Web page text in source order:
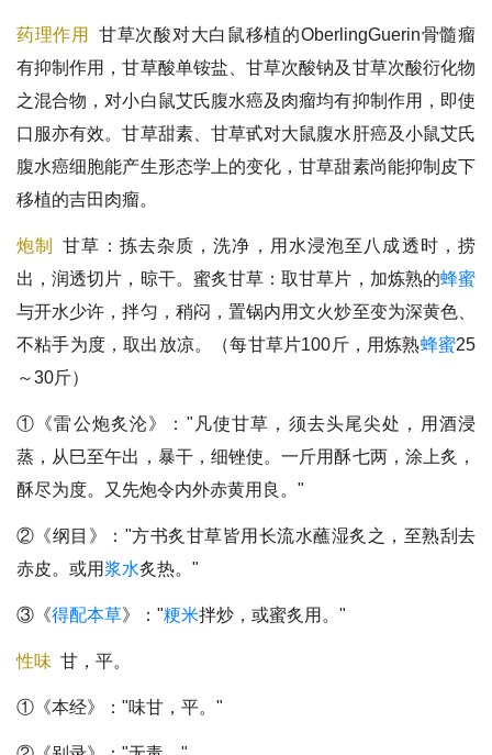
药理作用
甘草次酸对大白鼠移植的OberlingGuerin骨髓瘤
有抑制作用，甘草酸单铵盐、甘草次酸钠及甘草次酸衍化物
之混合物，对小白鼠艾氏腹水癌及肉瘤均有抑制作用，即使
口服亦有效。甘草甜素、甘草甙对大鼠腹水肝癌及小鼠艾氏
腹水癌细胞能产生形态学上的变化，甘草甜素尚能抑制皮下
移植的吉田肉瘤。
炮制
甘草：拣去杂质，洗净，用水浸泡至八成透时，捞
出，润透切片，晾干。蜜炙甘草：取甘草片，加炼熟的蜂蜜
与开水少许，拌匀，稍闷，置锅内用文火炒至变为深黄色、
不粘手为度，取出放凉。（每甘草片100斤，用炼熟蜂蜜25
～30斤）
①《雷公炮炙沦》："凡使甘草，须去头尾尖处，用酒浸
蒸，从巳至午出，暴干，细锉使。一斤用酥七两，涂上炙，
酥尽为度。又先炮令内外赤黄用良。"
②《纲目》："方书炙甘草皆用长流水蘸湿炙之，至熟刮去
赤皮。或用 浆水炙热。"
③《得配本草》："粳米拌炒，或蜜炙用。"
性味 甘，平。
①《本经》："味甘，平。"